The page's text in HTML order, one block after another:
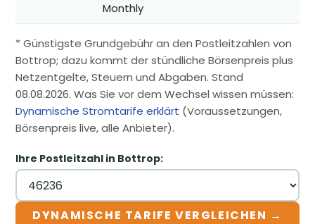
Monthly
* Günstigste Grundgebühr an den Postleitzahlen von
Bottrop; dazu kommt der stündliche Börsenpreis plus
Netzentgelte, Steuern und Abgaben. Stand
08.08.2026. Was Sie vor dem Wechsel wissen müssen:
Dynamische Stromtarife erklärt (Voraussetzungen,
Börsenpreis live, alle Anbieter).
Ihre Postleitzahl in Bottrop:
DYNAMISCHE TARIFE VERGLEICHEN →